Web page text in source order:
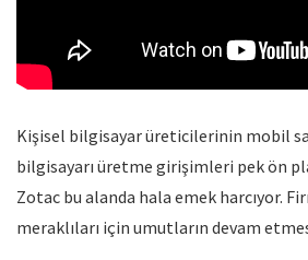
Kişisel bilgisayar üreticilerinin mobil
bilgisayarı üretme girişimleri pek ön
Zotac bu alanda hala emek harcıyor.
meraklıları için umutların devam